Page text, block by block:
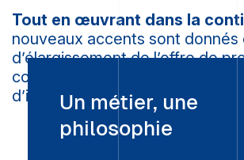
Tout en œuvrant dans la
nouveaux accents sont donnés
d’élargissement de l’offre de
connectique industrielle, de
d’internationalisation de la
Un métier, une
philosophie